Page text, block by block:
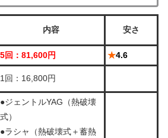
内容 安さ
5回：81,600円 ★4.6
1回：16,800円
●ジェントルYAG（熱破壊
式）
●ラシャ（熱破壊式＋蓄熱